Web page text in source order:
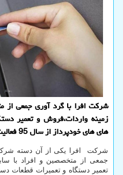
شركت افرا با گرد آوری جمعی از
زمینه واردات،فروش و تعمیر
های های خودپرداز از سال 95 فعالیت خود را آغاز نموده است.
شرکت افرا یکی از آن دسته
جمعی از متخصصین و افراد با
تعمیر دستگاه و تعمیرات قطعات